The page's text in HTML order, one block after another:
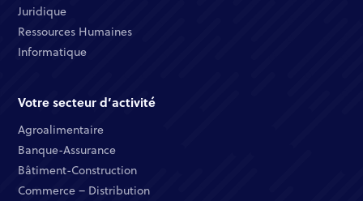
Juridique​​
Ressources Humaines​
Informatique ​
Votre secteur d’activité
Agroalimentaire
Banque-Assurance​
Bâtiment-Construction
Commerce – Distribution​